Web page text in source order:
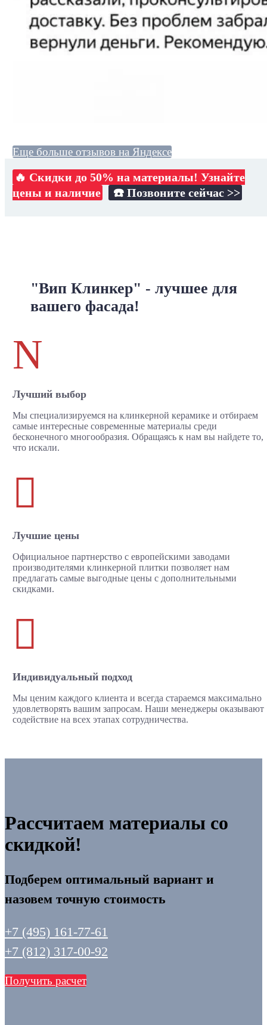
Еще больше отзывов на Яндексе
🔥 Скидки до 50% на материалы! Узнайте
цены и наличие
☎️ Позвоните сейчас >>
"Вип Клинкер" - лучшее для
вашего фасада!
N
Лучший выбор
Мы специализируемся на клинкерной керамике и отбираем
самые интересные современные материалы среди
бесконечного многообразия. Обращаясь к нам вы найдете то,
что искали.

Лучшие цены
Официальное партнерство с европейскими заводами
производителями клинкерной плитки позволяет нам
предлагать самые выгодные цены с дополнительными
скидками.

Индивидуальный подход
Мы ценим каждого клиента и всегда стараемся максимально
удовлетворять вашим запросам. Наши менеджеры оказывают
содействие на всех этапах сотрудничества.
Рассчитаем материалы со
скидкой!
Подберем оптимальный вариант и
назовем точную стоимость
+7 (495) 161-77-61
+7 (812) 317-00-92
Получить расчет